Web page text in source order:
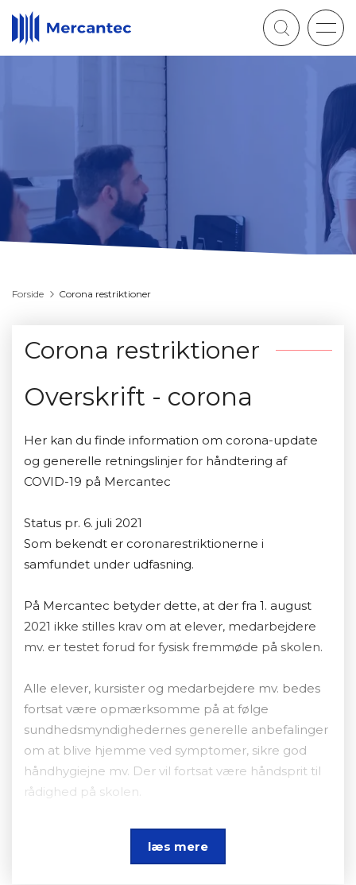
Forside Corona restriktioner
Corona restriktioner
Overskrift - corona
Her kan du finde information om corona-update
og generelle retningslinjer for håndtering af
COVID-19 på Mercantec
Status pr. 6. juli 2021
Som bekendt er coronarestriktionerne i
samfundet under udfasning.
På Mercantec betyder dette, at der fra 1. august
2021 ikke stilles krav om at elever, medarbejdere
mv. er testet forud for fysisk fremmøde på skolen.
Alle elever, kursister og medarbejdere mv. bedes
fortsat være opmærksomme på at følge
sundhedsmyndighedernes generelle anbefalinger
om at blive hjemme ved symptomer, sikre god
håndhygiejne mv. Der vil fortsat være håndsprit til
rådighed på skolen.
Yderligere information
læs mere